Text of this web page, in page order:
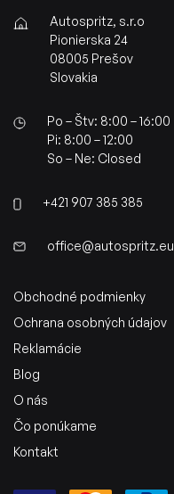
Autospritz, s.r.o
Pionierska 24
08005 Prešov
Slovakia
Po – Štv: 8:00 – 16:00
Pi: 8:00 – 12:00
So – Ne: Closed
+421 907 385 385
office@autospritz.eu
Obchodné podmienky
Ochrana osobných údajov
Reklamácie
Blog
O nás
Čo ponúkame
Kontakt